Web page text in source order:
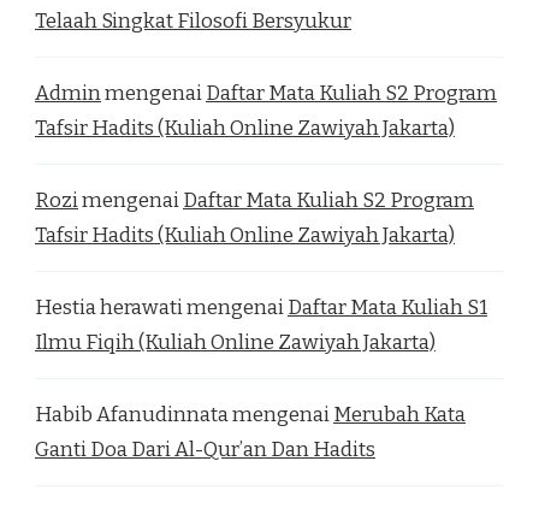
Telaah Singkat Filosofi Bersyukur
AdminmengenaiDaftar Mata Kuliah S2 Program
Tafsir Hadits (Kuliah Online Zawiyah Jakarta)
RozimengenaiDaftar Mata Kuliah S2 Program
Tafsir Hadits (Kuliah Online Zawiyah Jakarta)
Hestia herawatimengenaiDaftar Mata Kuliah S1
Ilmu Fiqih (Kuliah Online Zawiyah Jakarta)
Habib AfanudinnatamengenaiMerubah Kata
Ganti Doa Dari Al-Qur’an Dan Hadits